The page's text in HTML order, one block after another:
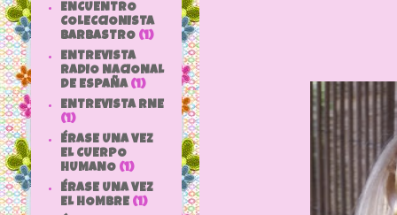
ENCUENTRO
COLECCIONISTA
BARBASTRO (1)
ENTREVISTA
RADIO NACIONAL
DE ESPAÑA (1)
ENTREVISTA RNE
(1)
ÉRASE UNA VEZ
EL CUERPO
HUMANO (1)
ÉRASE UNA VEZ
EL HOMBRE (1)